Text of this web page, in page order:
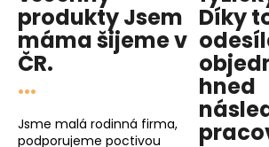
produktyJsem
mámašijeme v
ČR.
...
Jsme malá rodinná firma,
podporujeme poctivou
Díky
hned